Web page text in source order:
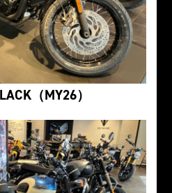
（MY26）